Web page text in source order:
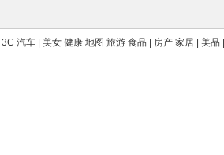
汽车 | 美女 健康 地图 旅游 食品 | 房产 家居 | 美品